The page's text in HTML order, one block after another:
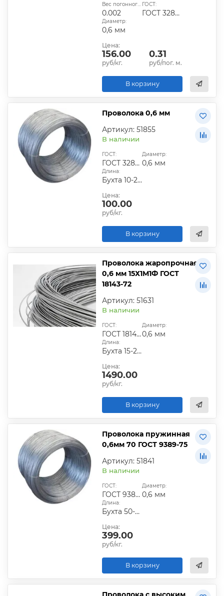
Вес погонного метра, кг:
0.002
ГОСТ:
ГОСТ 3282-74
Диаметр:
0,6 мм
Цена:
156.00
руб/кг.
0.31
руб/пог. м.
В корзину
Проволока 0,6 мм
Артикул: 51855
В наличии
ГОСТ:
ГОСТ 3282-74
Диаметр:
0,6 мм
Длина:
Бухта 10-20 кг
Цена:
100.00
руб/кг.
В корзину
Проволока жаропрочная
0,6 мм 15Х1М1Ф ГОСТ
18143-72
Артикул: 51631
В наличии
ГОСТ:
ГОСТ 18143-72
Диаметр:
0,6 мм
Длина:
Бухта 15-20 кг
Цена:
1490.00
руб/кг.
В корзину
Проволока пружинная
0,6мм 70 ГОСТ 9389-75
Артикул: 51841
В наличии
ГОСТ:
ГОСТ 9389-75
Диаметр:
0,6 мм
Длина:
Бухта 50-80 кг
Цена:
399.00
руб/кг.
В корзину